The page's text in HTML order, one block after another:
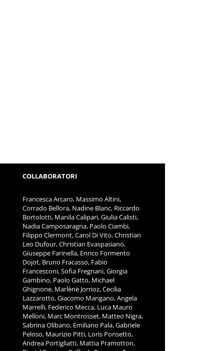
COLLABORATORI
Francesca Arcaro, Massimo Altini,
Corrado Bellora, Nadine Blanc, Riccardo
Bortolotti, Manila Calipari, Giulia Calisti,
Nadia Camposaragna, Paolo Ciambi,
Filippo Clermont, Carol Di Vito, Christian
Leo Dufour, Christian Evaspasiano,
Giuseppe Farinella, Enrico Formento
Dojot, Bruno Fracasso, Fabio
Francesconi, Sofia Fregnani, Giorgia
Gambino, Paolo Gatto, Michael
Ghignone, Marlène Jorrioz, Cecilia
Lazzarotto, Giacomo Mangano, Angela
Marrelli, Federico Mecca, Luca Mauro
Melloni, Marc Montrosset, Matteo Nigra,
Sabrina Olibano, Emiliano Pala, Gabriele
Peloso, Maurizio Pitti, Loris Ponsetto,
Andrea Portigliatti, Mattia Pramotton,